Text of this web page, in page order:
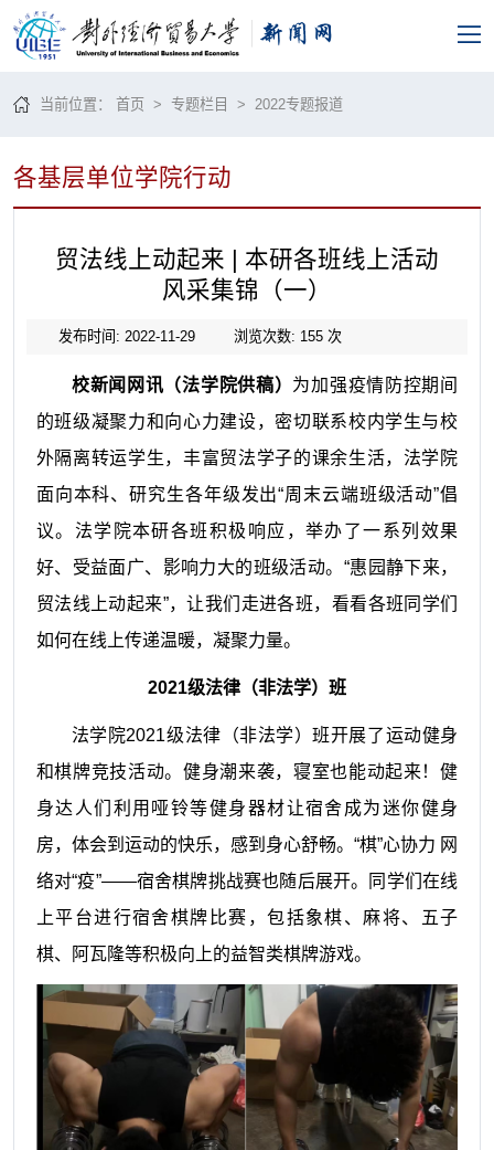
当前位置：首页 >专题栏目 > 2022专题报道
各基层单位学院行动
贸法线上动起来 | 本研各班线上活动
风采集锦（一）
发布时间: 2022-11-29 浏览次数: 155次
校新闻网讯（法学院供稿） 为加强疫情防控期间
的班级凝聚力和向心力建设，密切联系校内学生与校
外隔离转运学生，丰富贸法学子的课余生活，法学院
面向本科、研究生各年级发出“周末云端班级活动”倡
议。法学院本研各班积极响应，举办了一系列效果
好、受益面广、影响力大的班级活动。“惠园静下来，
贸法线上动起来”，让我们走进各班，看看各班同学们
如何在线上传递温暖，凝聚力量。
2021级法律（非法学）班
法学院2021级法律（非法学）班开展了运动健身
和棋牌竞技活动。健身潮来袭，寝室也能动起来！健
身达人们利用哑铃等健身器材让宿舍成为迷你健身
房，体会到运动的快乐，感到身心舒畅。“棋”心协力 网
络对“疫”——宿舍棋牌挑战赛也随后展开。同学们在线
上平台进行宿舍棋牌比赛，包括象棋、麻将、五子
棋、阿瓦隆等积极向上的益智类棋牌游戏。